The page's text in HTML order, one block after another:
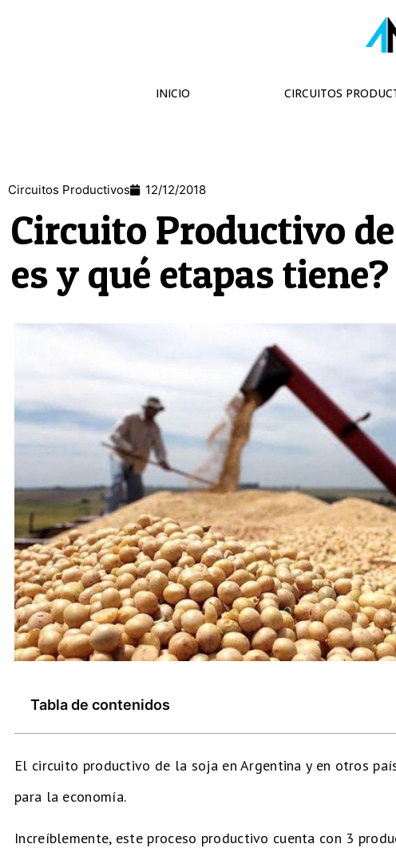
INICIO CIRCUITOS
Circuitos Productivos 12/12/2018
Circuito Productivo
es y qué etapas tiene?
Tabla de contenidos
El circuito productivo de la soja en Argentina y en otros
para la economía.
Increíblemente, este proceso productivo cuenta con 3